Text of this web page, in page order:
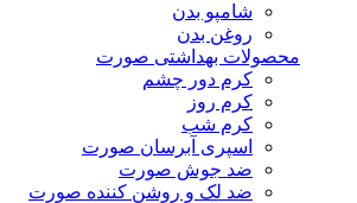
شامپو بدن
روغن بدن
محصولات بهداشتی صورت
کرم دور چشم
کرم روز
کرم شب
اسپری آبرسان صورت
ضد جوش صورت
ضد لک و روشن کننده صورت